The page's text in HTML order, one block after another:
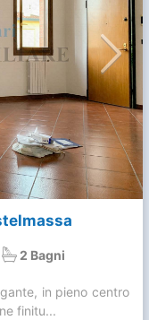
2 Bagni
in pieno centro
finitu...